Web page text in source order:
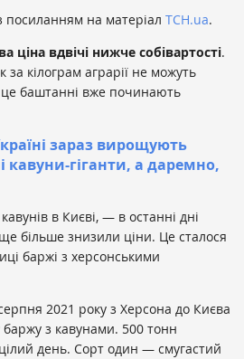
посиланням на матеріал ТСН.uа.
ціна вдвічі нижче собівартості.
за кілограм аграрії не можуть
баштанні вже починають
зараз вирощують
кавуни-гіганти, а даремно,
в Києві, — в останні дні
більше знизили ціни. Це сталося
баржі з херсонськими
2021 року з Херсона до Києва
з кавунами. 500 тонн
день. Сорт один — смугастий